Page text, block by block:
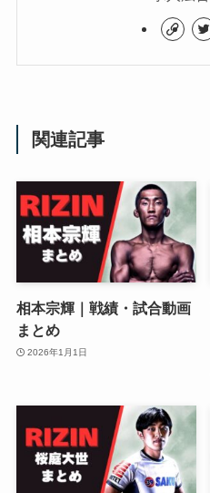
関連記事
相本宗輝｜戦績・試合動画
まとめ
2026年1月1日